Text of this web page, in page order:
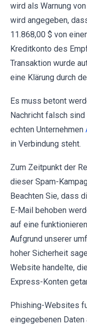
wird als Warnung
wird angegeben,
11.868,00 $ von
Kreditkonto des
Transaktion wurde
eine Klärung durch
Es muss betont
Nachricht falsch
echten Unternehmen
in Verbindung steht.
Zum Zeitpunkt der
dieser Spam-
Beachten Sie, dass
E-Mail behoben
auf eine
Aufgrund unserer
hoher Sicherheit
Website handelte,
Express-Konten
Phishing-Websites
eingegebenen Daten